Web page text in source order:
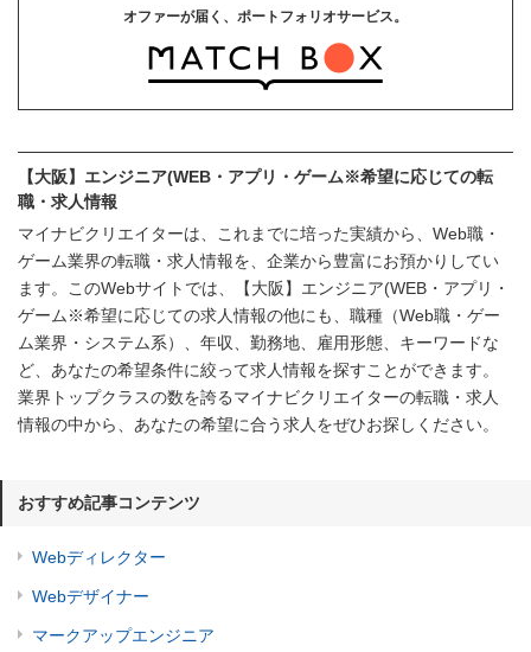
オファーが届く、ポートフォリオサービス。
【大阪】エンジニア(WEB・アプリ・ゲーム※希望に応じての転
職・求人情報
マイナビクリエイターは、これまでに培った実績から、Web職・
ゲーム業界の転職・求人情報を、企業から豊富にお預かりしてい
ます。このWebサイトでは、【大阪】エンジニア(WEB・アプリ・
ゲーム※希望に応じての求人情報の他にも、職種（Web職・ゲー
ム業界・システム系）、年収、勤務地、雇用形態、キーワードな
ど、あなたの希望条件に絞って求人情報を探すことができます。
業界トップクラスの数を誇るマイナビクリエイターの転職・求人
情報の中から、あなたの希望に合う求人をぜひお探しください。
おすすめ記事コンテンツ
Webディレクター
Webデザイナー
マークアップエンジニア